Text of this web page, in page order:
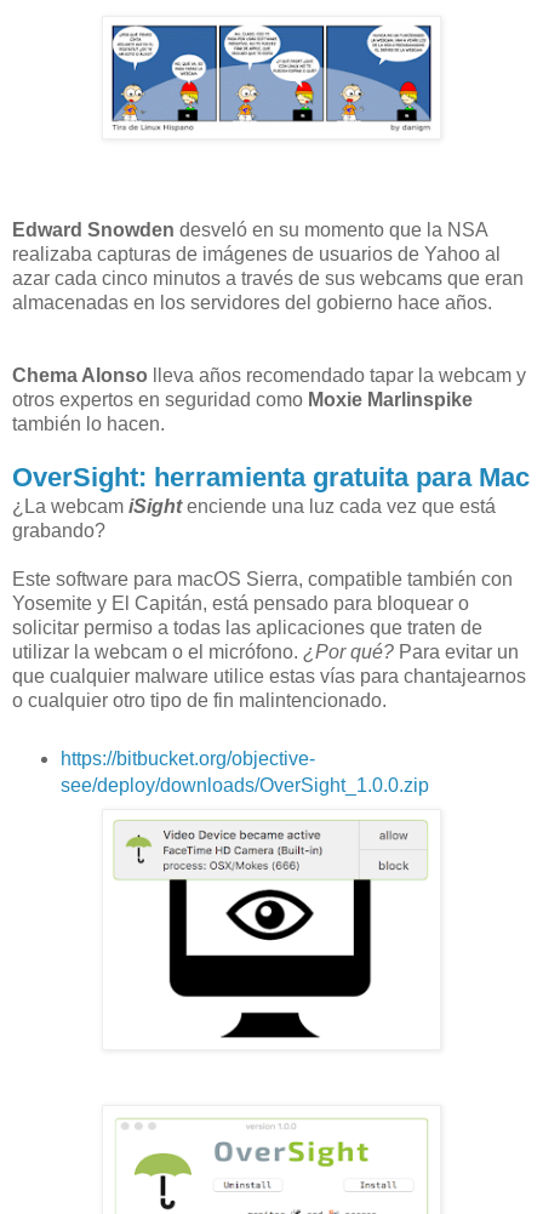
Edward Snowden desveló en su momento que la NSA
realizaba capturas de imágenes de usuarios de Yahoo al
azar cada cinco minutos a través de sus webcams que eran
almacenadas en los servidores del gobierno hace años.
Chema Alonso lleva años recomendado tapar la webcam y
otros expertos en seguridad como Moxie Marlinspike
también lo hacen.
OverSight: herramienta gratuita para Mac
¿La webcam iSightenciende una luz cada vez que está
grabando?
Este software para macOS Sierra, compatible también con
Yosemite y El Capitán, está pensado para bloquear o
solicitar permiso a todas las aplicaciones que traten de
utilizar la webcam o el micrófono. ¿Por qué? Para evitar un
que cualquier malware utilice estas vías para chantajearnos
o cualquier otro tipo de fin malintencionado.
https://bitbucket.org/objective-
see/deploy/downloads/OverSight_1.0.0.zip